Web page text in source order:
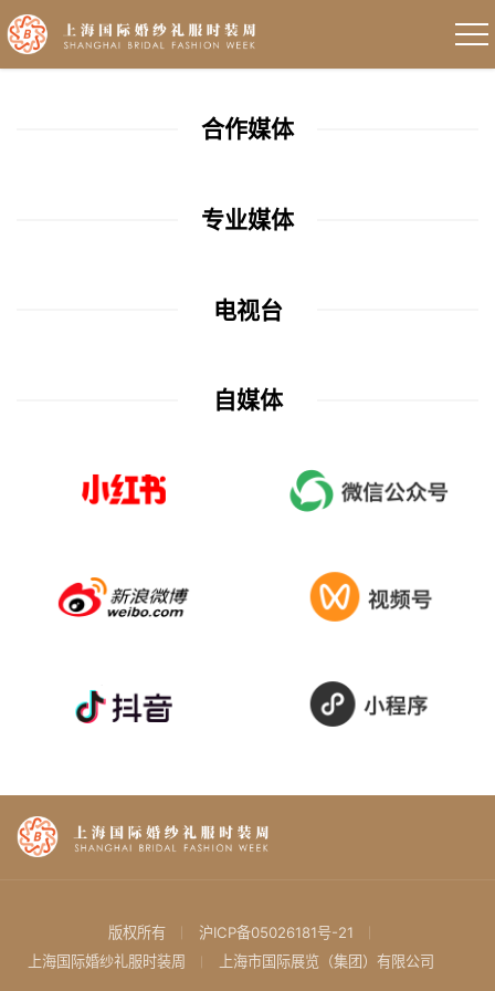
合作媒体
专业媒体
电视台
自媒体
版权所有
沪ICP备05026181号-21
上海国际婚纱礼服时装周
上海市国际展览（集团）有限公司